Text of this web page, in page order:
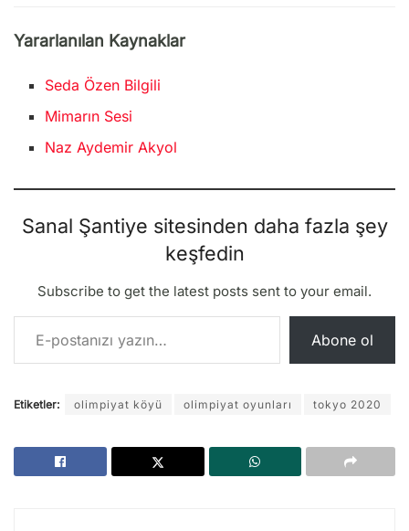
Yararlanılan Kaynaklar
Seda Özen Bilgili
Mimarın Sesi
Naz Aydemir Akyol
Sanal Şantiye sitesinden daha fazla şey
keşfedin
Subscribe to get the latest posts sent to your email.
E-postanızı yazın…
Abone ol
Etiketler: olimpiyat köyü olimpiyat oyunları tokyo 2020